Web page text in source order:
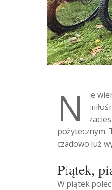
N ie
pożytecznym.
czadowo już
Piątek,
W piątek